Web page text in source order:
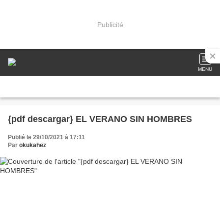
Publicité
MENU
{pdf descargar} EL VERANO SIN HOMBRES
Publié le 29/10/2021 à 17:11
Par okukahez